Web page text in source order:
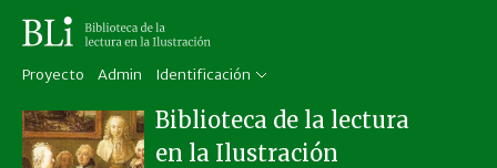
Proyecto Admin Identificación
Biblioteca de la lectura
en la Ilustración